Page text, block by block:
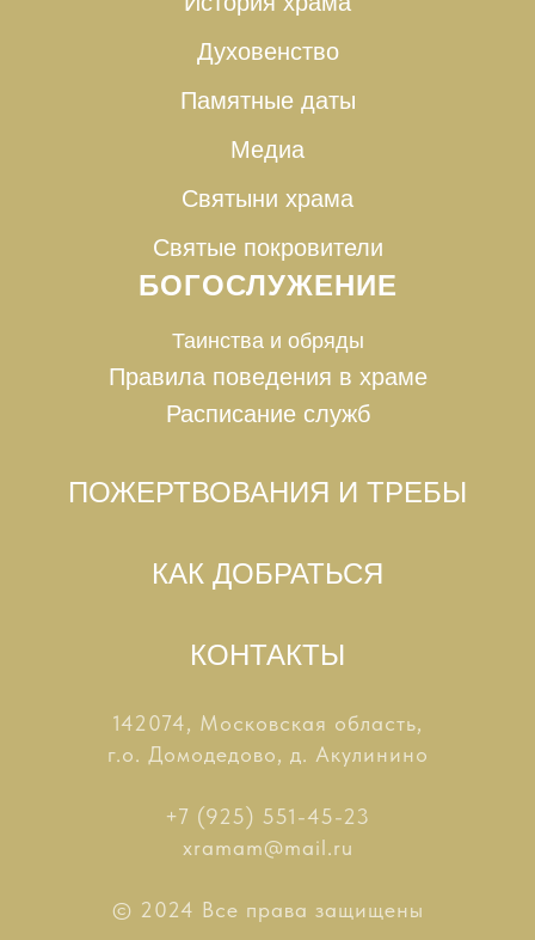
Духовенство
Памятные даты
Медиа
Святыни храма
Святые покровители
БОГОСЛУЖЕНИЕ
Таинства и обряды
Правила поведения в храме
Расписание служб
ПОЖЕРТВОВАНИЯ И ТРЕБЫ
КАК ДОБРАТЬСЯ
КОНТАКТЫ
142074, Московская область,
г.о. Домодедово, д. Акулинино
+7 (925) 551-45-23
xramam@mail.ru
© 2024 Все права защищены